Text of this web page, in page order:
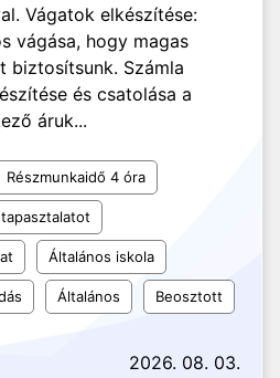
Vágatok elkészítése:
vágása, hogy magas
biztosítsunk. Számla
és csatolása a
áruk...
Részmunkaidő 4 óra
Általános iskola
Általános Beosztott
2026. 08. 03.